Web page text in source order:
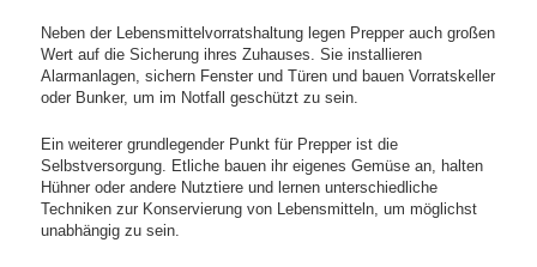
Neben der Lebensmittelvorratshaltung legen Prepper auch großen
Wert auf die Sicherung ihres Zuhauses. Sie installieren
Alarmanlagen, sichern Fenster und Türen und bauen Vorratskeller
oder Bunker, um im Notfall geschützt zu sein.
Ein weiterer grundlegender Punkt für Prepper ist die
Selbstversorgung. Etliche bauen ihr eigenes Gemüse an, halten
Hühner oder andere Nutztiere und lernen unterschiedliche
Techniken zur Konservierung von Lebensmitteln, um möglichst
unabhängig zu sein.